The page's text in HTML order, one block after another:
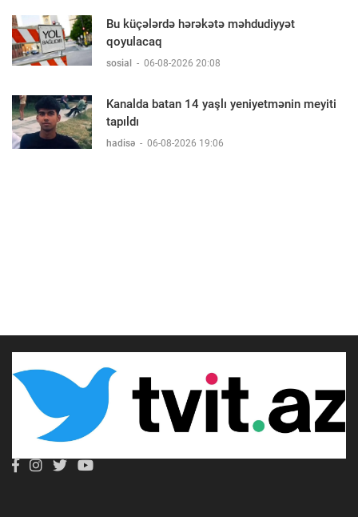
Bu küçələrdə hərəkətə məhdudiyyət
qoyulacaq
sosial - 06-08-2026 20:08
Kanalda batan 14 yaşlı yeniyetmənin meyiti
tapıldı
hadisə - 06-08-2026 19:06